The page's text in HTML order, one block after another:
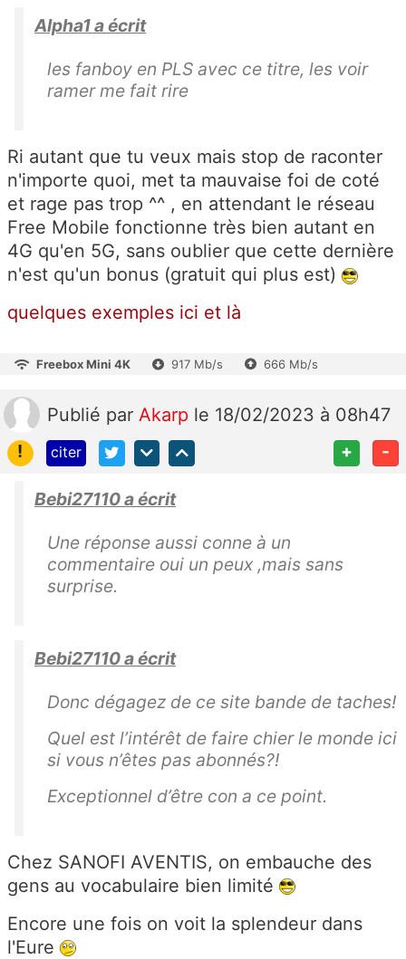
Alpha1 a écrit
les fanboy en PLS avec ce titre, les voir
ramer me fait rire
Ri autant que tu veux mais stop de raconter
n'importe quoi, met ta mauvaise foi de coté
et rage pas trop ^^ , en attendant le réseau
Free Mobile fonctionne très bien autant en
4G qu'en 5G, sans oublier que cette dernière
n'est qu'un bonus (gratuit qui plus est)
quelques exemples ici et là
Freebox Mini 4K 917 Mb/s 666 Mb/s
Publié par Akarp le 18/02/2023 à 08h47
!
citer + -
Bebi27110 a écrit
Une réponse aussi conne à un
commentaire oui un peux ,mais sans
surprise.
Bebi27110 a écrit
Donc dégagez de ce site bande de taches!
Quel est l’intérêt de faire chier le monde ici
si vous n’êtes pas abonnés?!
Exceptionnel d’être con a ce point.
Chez SANOFI AVENTIS, on embauche des
gens au vocabulaire bien limité
Encore une fois on voit la splendeur dans
l'Eure